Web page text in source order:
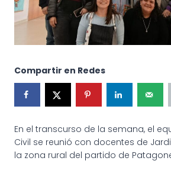
Compartir en Redes
En el transcurso de la semana, el
Civil se reunió con docentes de
la zona rural del partido de